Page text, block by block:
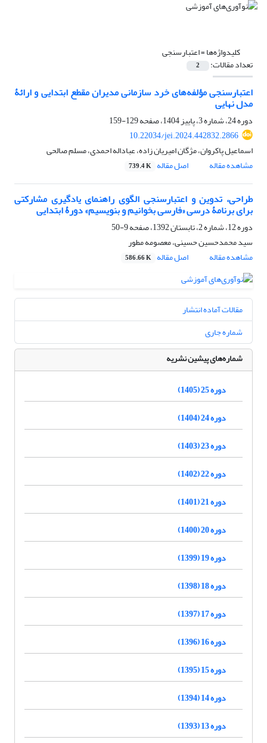
کلیدواژه‌ها =اعتبارسنجی
تعداد مقالات: 2
اعتبارسنجی مؤلفه‌های خرد سازمانی مدیران مقطع ابتدایی و ارائۀ
مدل نهایی
دوره 24، شماره 3، پاییز 1404، صفحه
129-159
10.22034/jei.2024.442832.2866
اسماعیل پاکروان، مژگان امیریان زاده، عباداله احمدی، مسلم صالحی
مشاهده مقاله
اصل مقاله 739.4 K
طراحی، تدوین و اعتبارسنجی الگوی راهنمای یادگیری مشارکتی
برای برنامۀ درسی «فارسی بخوانیم و بنویسیم» دورۀ ابتدایی
دوره 12، شماره 2، تابستان 1392، صفحه
9-50
سید محمدحسین حسینی، معصومه مطور
مشاهده مقاله
اصل مقاله 586.66 K
مقالات آماده انتشار
شماره جاری
شماره‌های پیشین نشریه
دوره 25 (1405)
دوره 24 (1404)
دوره 23 (1403)
دوره 22 (1402)
دوره 21 (1401)
دوره 20 (1400)
دوره 19 (1399)
دوره 18 (1398)
دوره 17 (1397)
دوره 16 (1396)
دوره 15 (1395)
دوره 14 (1394)
دوره 13 (1393)